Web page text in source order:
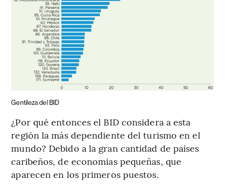
Gentileza del BID
¿Por qué entonces el BID considera a esta
región la más dependiente del turismo en el
mundo? Debido a la gran cantidad de países
caribeños, de economías pequeñas, que
aparecen en los primeros puestos.